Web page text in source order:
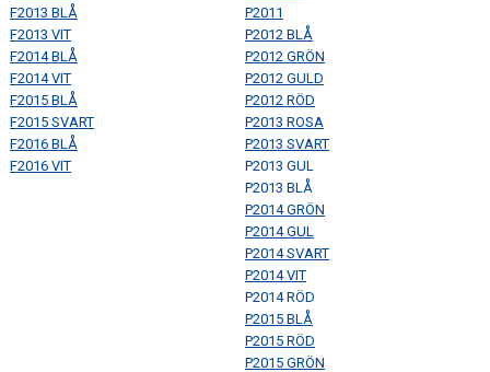
F2013 BLÅ
P2011
F2013 VIT
P2012 BLÅ
F2014 BLÅ
P2012 GRÖN
F2014 VIT
P2012 GULD
F2015 BLÅ
P2012 RÖD
F2015 SVART
P2013 ROSA
F2016 BLÅ
P2013 SVART
F2016 VIT
P2013 GUL
P2013 BLÅ
P2014 GRÖN
P2014 GUL
P2014 SVART
P2014 VIT
P2014 RÖD
P2015 BLÅ
P2015 RÖD
P2015 GRÖN